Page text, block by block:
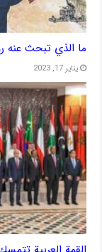
ما الذي تبحث عنه
يناير 17, 2023